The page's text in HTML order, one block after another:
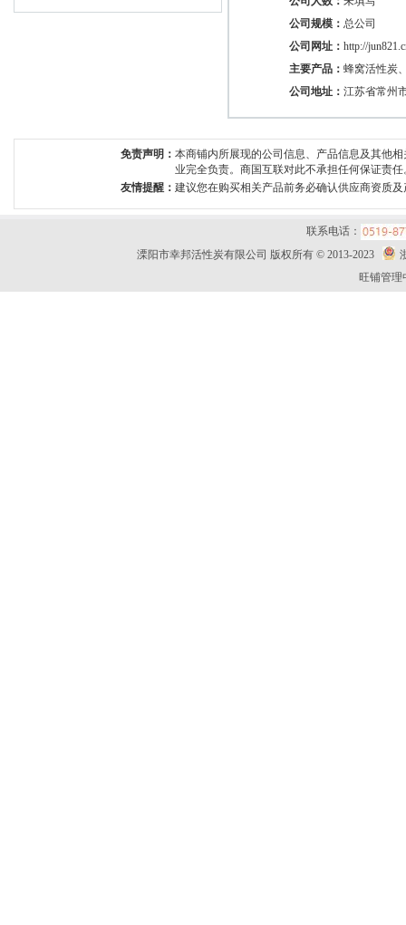
公司规模： 总公司
公司网址： http://
主要产品： 蜂窝活性炭
公司地址： 江苏省常州
免责声明： 本商铺内所展现的公司信息、产品信息及其他
业完全负责。商国互联对此不承担任何保证责任
友情提醒： 建议您在购买相关产品前务必确认供应商资质
联系电话：
溧阳市幸邦活性炭有限公司 版权所有 © 2013-2023
旺铺管理